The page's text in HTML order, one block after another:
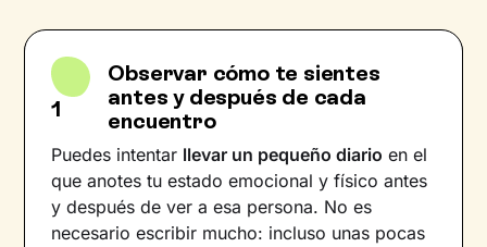
1
Observar cómo te sientes
antes y después de cada
encuentro
Puedes intentar llevar un pequeño diario en el
que anotes tu estado emocional y físico antes
y después de ver a esa persona. No es
necesario escribir mucho: incluso unas pocas